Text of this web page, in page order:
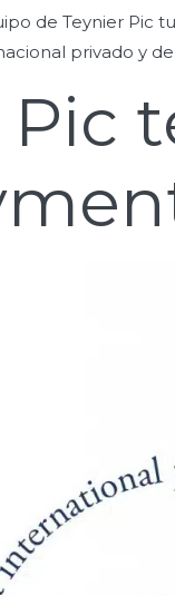
de Teynier
privado y
Pic